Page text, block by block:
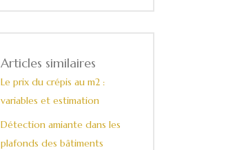
Articles similaires
Le prix du crépis au m2 :
variables et estimation
Détection amiante dans les
plafonds des bâtiments